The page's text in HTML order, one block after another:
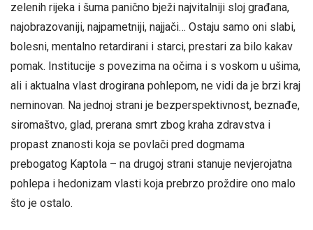
zelenih rijeka i šuma panično bježi najvitalniji sloj građana,
najobrazovaniji, najpametniji, najjači… Ostaju samo oni slabi,
bolesni, mentalno retardirani i starci, prestari za bilo kakav
pomak. Institucije s povezima na očima i s voskom u ušima,
ali i aktualna vlast drogirana pohlepom, ne vidi da je brzi kraj
neminovan. Na jednoj strani je bezperspektivnost, beznađe,
siromaštvo, glad, prerana smrt zbog kraha zdravstva i
propast znanosti koja se povlači pred dogmama
prebogatog Kaptola – na drugoj strani stanuje nevjerojatna
pohlepa i hedonizam vlasti koja prebrzo proždire ono malo
što je ostalo.